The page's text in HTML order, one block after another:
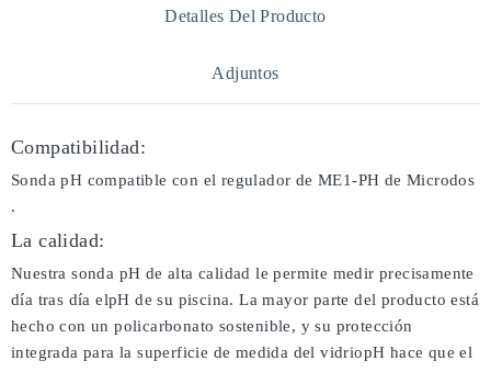
Detalles Del Producto
Adjuntos
Compatibilidad:
Sonda pH compatible con el regulador de ME1-PH de Microdos
.
La calidad:
Nuestra sonda pH de alta calidad le permite medir precisamente
día tras día elpH de su piscina. La mayor parte del producto está
hecho con un policarbonato sostenible, y su protección
integrada para la superficie de medida del vidriopH hace que el